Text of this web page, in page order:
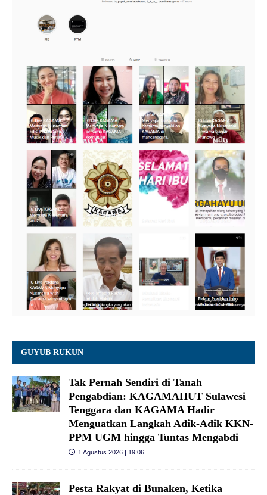
GUYUB RUKUN
Tak Pernah Sendiri di Tanah
Pengabdian: KAGAMAHUT Sulawesi
Tenggara dan KAGAMA Hadir
Menguatkan Langkah Adik-Adik KKN-
PPM UGM hingga Tuntas Mengabdi
1 Agustus 2026 | 19:06
Pesta Rakyat di Bunaken, Ketika